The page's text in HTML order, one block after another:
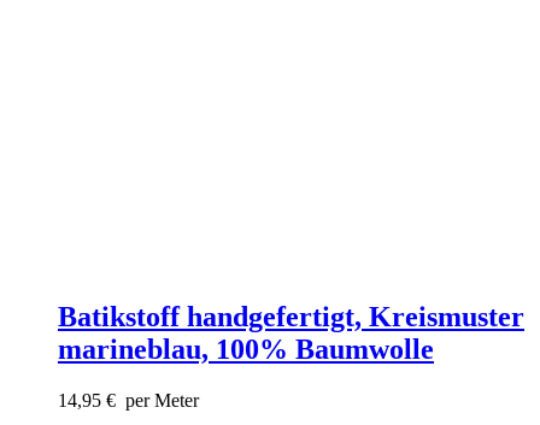
Batikstoff handgefertigt, Kreismuster
marineblau, 100% Baumwolle
14,95 € per Meter